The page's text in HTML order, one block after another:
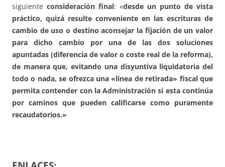
siguiente consideración final: «desde un punto de vista
práctico, quizá resulte conveniente en las escrituras de
cambio de uso o destino aconsejar la fijación de un valor
para dicho cambio por una de las dos soluciones
apuntadas (diferencia de valor o coste real de la reforma),
de manera que, evitando una disyuntiva liquidatoria del
todo o nada, se ofrezca una «línea de retirada» fiscal que
permita contender con la Administración si esta continúa
por caminos que pueden calificarse como puramente
recaudatorios.»